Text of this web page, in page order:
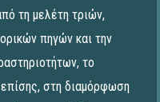
τη μελέτη τριών,
πηγών και την
το
επίσης, στη διαμόρφωση